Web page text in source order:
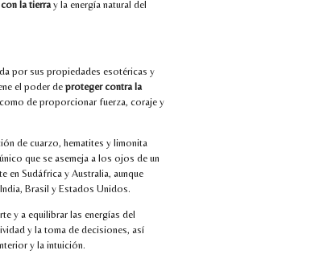
la tierra y la energía natural del
por sus propiedades esotéricas y
el poder de proteger contra la
de proporcionar fuerza, coraje y
de cuarzo, hematites y limonita
que se asemeja a los ojos de un
en Sudáfrica y Australia, aunque
Brasil y Estados Unidos.
y a equilibrar las energías del
y la toma de decisiones, así
y la intuición.